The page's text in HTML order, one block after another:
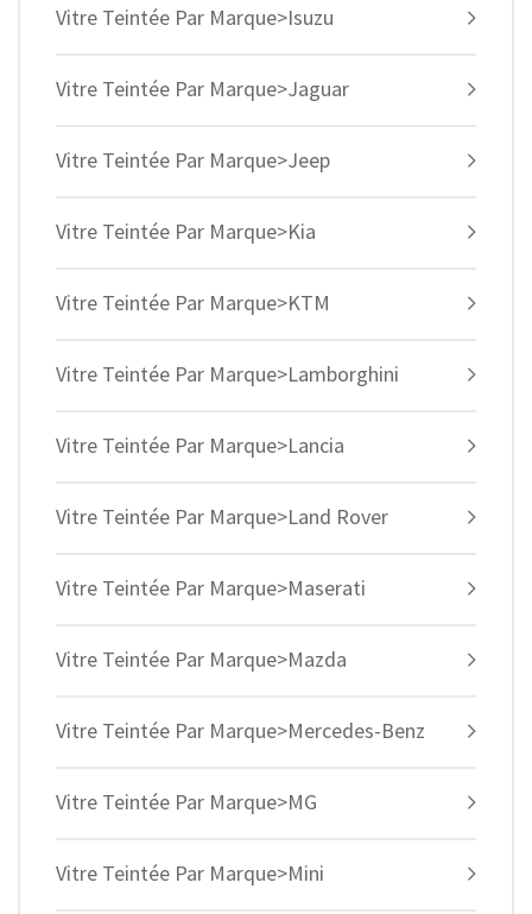
Vitre Teintée Par Marque>Isuzu
Vitre Teintée Par Marque>Jaguar
Vitre Teintée Par Marque>Jeep
Vitre Teintée Par Marque>Kia
Vitre Teintée Par Marque>KTM
Vitre Teintée Par Marque>Lamborghini
Vitre Teintée Par Marque>Lancia
Vitre Teintée Par Marque>Land Rover
Vitre Teintée Par Marque>Maserati
Vitre Teintée Par Marque>Mazda
Vitre Teintée Par Marque>Mercedes-Benz
Vitre Teintée Par Marque>MG
Vitre Teintée Par Marque>Mini